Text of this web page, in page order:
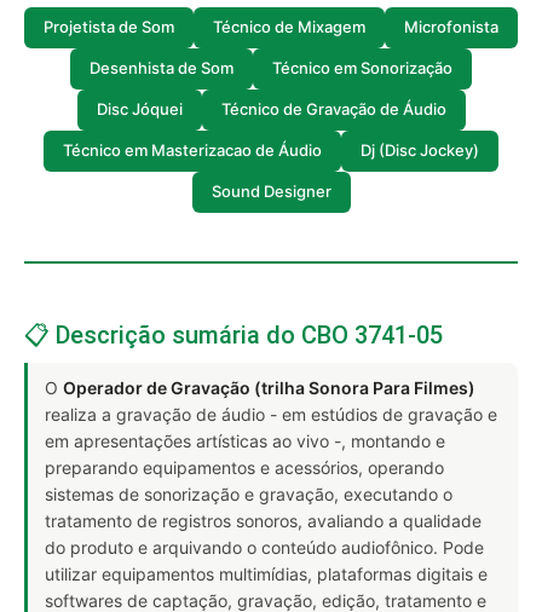
Projetista de Som Técnico de Mixagem Microfonista
Desenhista de Som Técnico em Sonorização
Disc Jóquei Técnico de Gravação de Áudio
Técnico em Masterizacao de Áudio Dj (Disc Jockey)
Sound Designer
📋 Descrição sumária do CBO 3741-05
O Operador de Gravação (trilha Sonora Para Filmes)
realiza a gravação de áudio - em estúdios de gravação e
em apresentações artísticas ao vivo -, montando e
preparando equipamentos e acessórios, operando
sistemas de sonorização e gravação, executando o
tratamento de registros sonoros, avaliando a qualidade
do produto e arquivando o conteúdo audiofônico. Pode
utilizar equipamentos multimídias, plataformas digitais e
softwares de captação, gravação, edição, tratamento e